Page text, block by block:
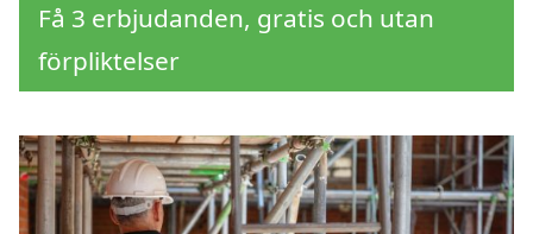
Få 3 erbjudanden, gratis och utan
förpliktelser